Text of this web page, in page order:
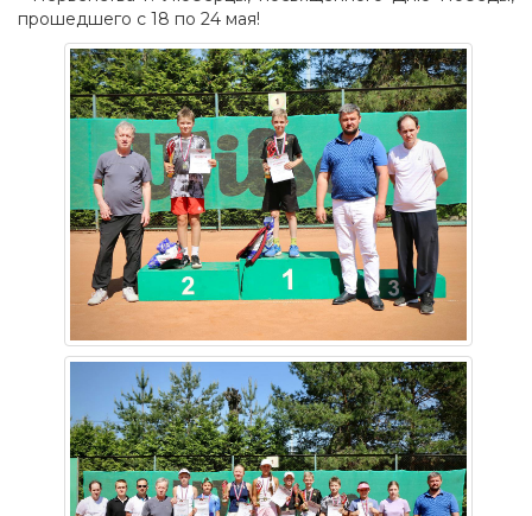
прошедшего с 18 по 24 мая!